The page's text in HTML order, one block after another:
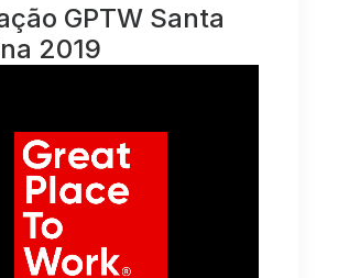
GPTW Santa
2019